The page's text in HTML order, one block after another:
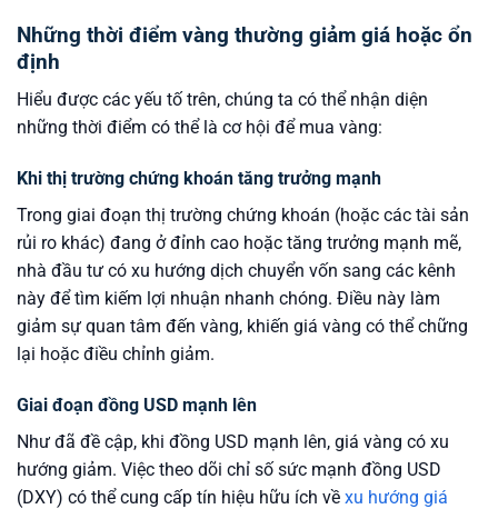
Những thời điểm vàng thường giảm giá hoặc ổn
định
Hiểu được các yếu tố trên, chúng ta có thể nhận diện
những thời điểm có thể là cơ hội để mua vàng:
Khi thị trường chứng khoán tăng trưởng mạnh
Trong giai đoạn thị trường chứng khoán (hoặc các tài sản
rủi ro khác) đang ở đỉnh cao hoặc tăng trưởng mạnh mẽ,
nhà đầu tư có xu hướng dịch chuyển vốn sang các kênh
này để tìm kiếm lợi nhuận nhanh chóng. Điều này làm
giảm sự quan tâm đến vàng, khiến giá vàng có thể chững
lại hoặc điều chỉnh giảm.
Giai đoạn đồng USD mạnh lên
Như đã đề cập, khi đồng USD mạnh lên, giá vàng có xu
hướng giảm. Việc theo dõi chỉ số sức mạnh đồng USD
(DXY) có thể cung cấp tín hiệu hữu ích về xu hướng giá